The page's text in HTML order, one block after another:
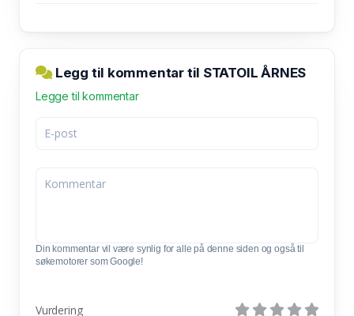
Legg til kommentar til STATOIL ÅRNES
Legge til kommentar
Din kommentar vil være synlig for alle på denne siden og også til
søkemotorer som Google!
Vurdering